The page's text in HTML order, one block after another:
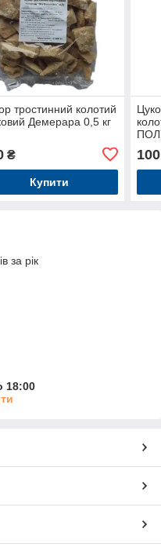
тростинний колотий
Демерара 0,5 кг
₴
Купити
100
за рік
18:00